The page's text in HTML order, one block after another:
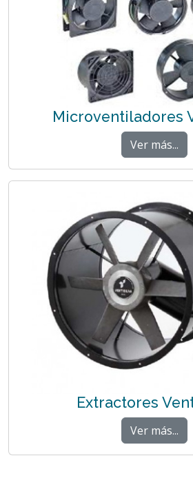
Microventiladores
Ver más...
Extractores
Ver más...